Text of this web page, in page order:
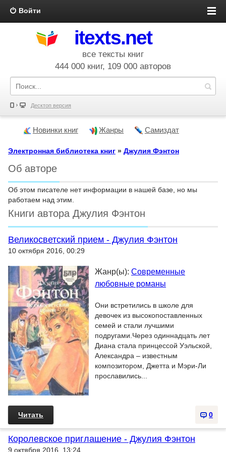
Войти
itexts.net
все тексты книг
444 000 книг, 109 000 авторов
Десктоп версия
Новинки книг Жанры Самиздат
Электронная библиотека книг » Джулия Фэнтон
Об авторе
Об этом писателе нет информации в нашей базе, но мы
работаем над этим.
Книги автора Джулия Фэнтон
Великосветский прием - Джулия Фэнтон
10 октября 2016, 00:29
Жанр(ы): Современные
любовные романы
Они встретились в школе для
девочек из высокопоставленных
семей и стали лучшими
подругами.Через одиннадцать лет
Диана стала принцессой Уэльской,
Александра – известным
композитором, Джетта и Мэри-Ли
прославились...
0
Читать
Королевское приглашение - Джулия Фэнтон
9 октября 2016, 13:24